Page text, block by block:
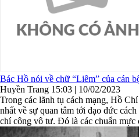
Bác Hồ nói về chữ “Liêm” của cán
Huyền Trang 15:03 | 10/02/2023
Trong các lãnh tụ cách mạng, Hồ
nhất về sự quan tâm tới đạo đức
chí công vô tư. Đó là các chuẩn mực
lối sống của mỗi con người tự nguyện